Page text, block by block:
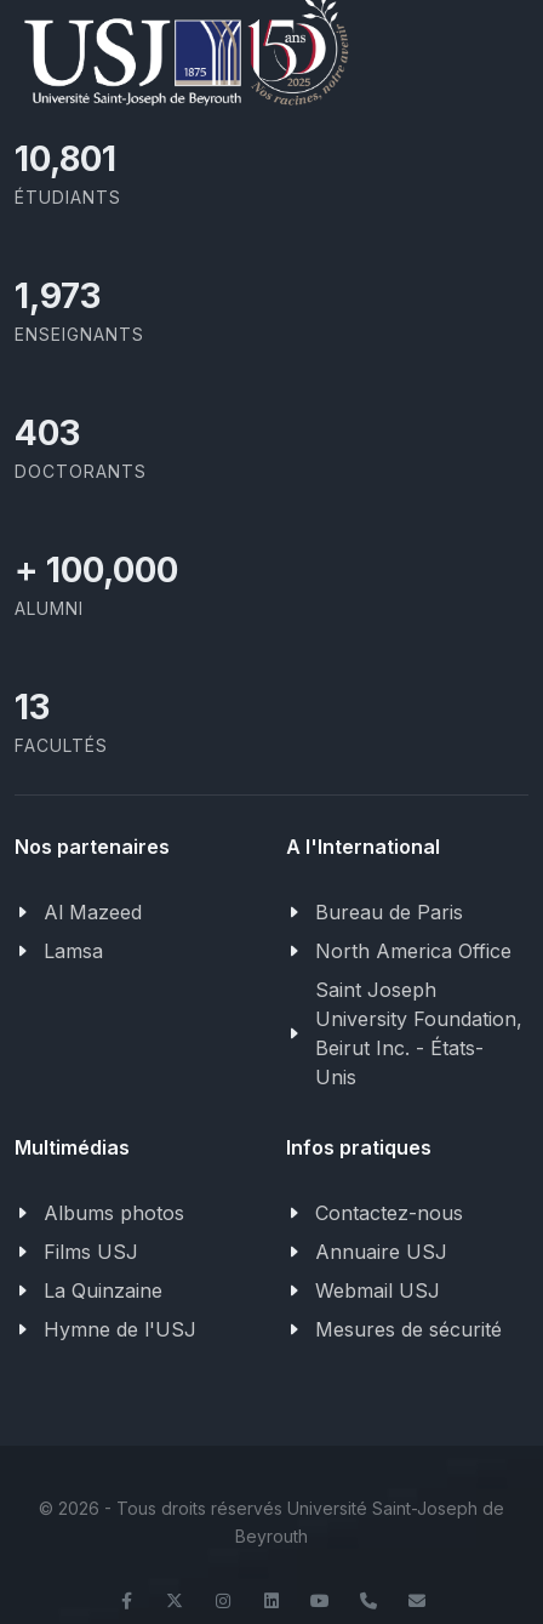
11,727
ÉTUDIANTS
2,142
ENSEIGNANTS
437
DOCTORANTS
+ 100,000
ALUMNI
13
FACULTÉS
Nos partenaires
Al Mazeed
Lamsa
A l'International
Bureau de Paris
North America Office
Saint Joseph
University Foundation,
Beirut Inc. - États-
Unis
Multimédias
Albums photos
Films USJ
La Quinzaine
Hymne de l'USJ
Infos pratiques
Contactez-nous
Annuaire USJ
Webmail USJ
Mesures de sécurité
© 2026 - Tous droits réservés Université Saint-Joseph de
Beyrouth
FacebookTwitter InstagramLinkedInYouTube